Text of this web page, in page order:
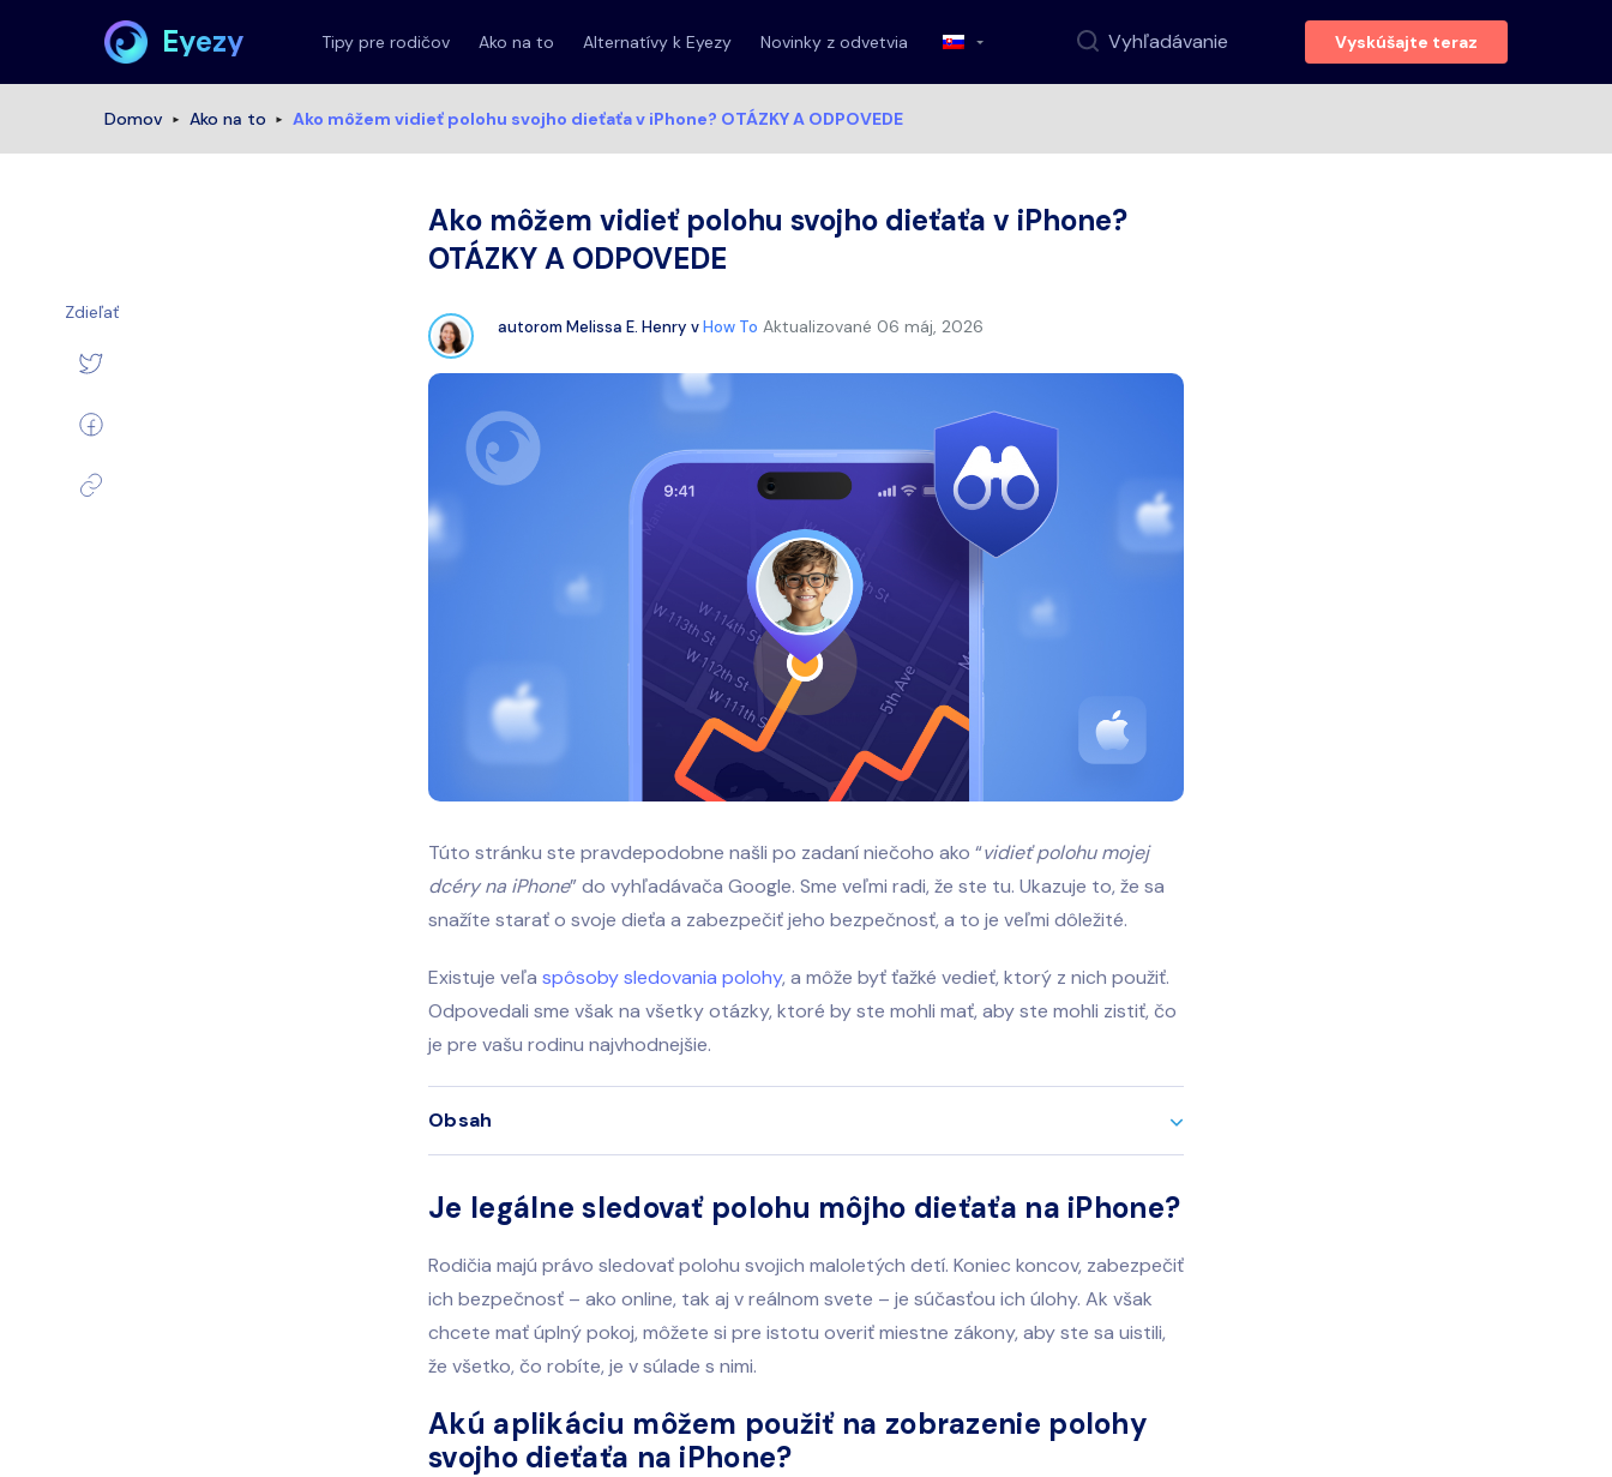
Eyezy Tipy pre rodičov Ako na to Alternatívy k Eyezy Novinky z odvetvia Vyhľadávanie Vyskúšajte teraz
Domov Ako na to Ako môžem vidieť polohu svojho dieťaťa v iPhone? OTÁZKY A ODPOVEDE
Ako môžem vidieť polohu svojho dieťaťa v iPhone?
OTÁZKY A ODPOVEDE
autorom Melissa E. Henry vHow To Aktualizované 06 máj, 2026
Túto stránku ste pravdepodobne našli po zadaní niečoho ako “vidieť polohu mojej
dcéry na iPhone” do vyhľadávača Google. Sme veľmi radi, že ste tu. Ukazuje to, že sa
snažíte starať o svoje dieťa a zabezpečiť jeho bezpečnosť, a to je veľmi dôležité.
Existuje veľa spôsoby sledovania polohy, a môže byť ťažké vedieť, ktorý z nich použiť.
Odpovedali sme však na všetky otázky, ktoré by ste mohli mať, aby ste mohli zistiť, čo
je pre vašu rodinu najvhodnejšie.
Obsah
Je legálne sledovať polohu môjho dieťaťa na iPhone?
Rodičia majú právo sledovať polohu svojich maloletých detí. Koniec koncov, zabezpečiť
ich bezpečnosť – ako online, tak aj v reálnom svete – je súčasťou ich úlohy. Ak však
chcete mať úplný pokoj, môžete si pre istotu overiť miestne zákony, aby ste sa uistili,
že všetko, čo robíte, je v súlade s nimi.
Akú aplikáciu môžem použiť na zobrazenie polohy
svojho dieťaťa na iPhone?
Zdieľať